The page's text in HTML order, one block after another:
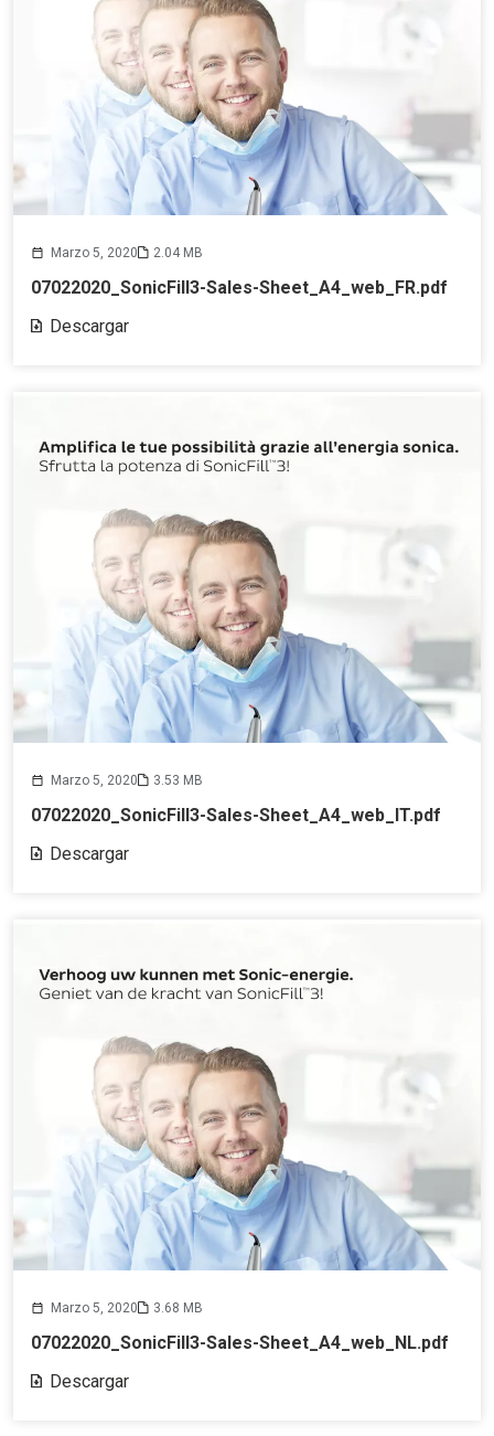
Marzo 5, 2020 2.04 MB
07022020_SonicFill3-Sales-Sheet_A4_web_FR.pdf
Descargar
Marzo 5, 2020 3.53 MB
07022020_SonicFill3-Sales-Sheet_A4_web_IT.pdf
Descargar
Marzo 5, 2020 3.68 MB
07022020_SonicFill3-Sales-Sheet_A4_web_NL.pdf
Descargar